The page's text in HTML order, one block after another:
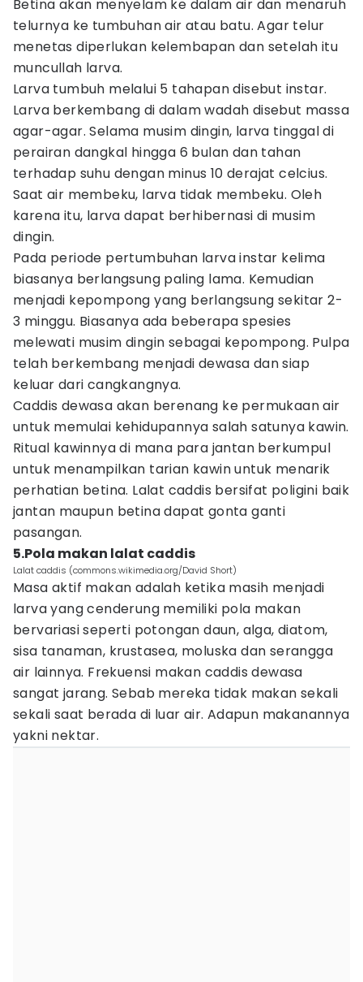
Betina akan menyelam ke dalam air dan menaruh
telurnya ke tumbuhan air atau batu. Agar telur
menetas diperlukan kelembapan dan setelah itu
muncullah larva.
Larva tumbuh melalui 5 tahapan disebut instar.
Larva berkembang di dalam wadah disebut massa
agar-agar. Selama musim dingin, larva tinggal di
perairan dangkal hingga 6 bulan dan tahan
terhadap suhu dengan minus 10 derajat celcius.
Saat air membeku, larva tidak membeku. Oleh
karena itu, larva dapat berhibernasi di musim
dingin.
Pada periode pertumbuhan larva instar kelima
biasanya berlangsung paling lama. Kemudian
menjadi kepompong yang berlangsung sekitar 2-
3 minggu. Biasanya ada beberapa spesies
melewati musim dingin sebagai kepompong. Pulpa
telah berkembang menjadi dewasa dan siap
keluar dari cangkangnya.
Caddis dewasa akan berenang ke permukaan air
untuk memulai kehidupannya salah satunya kawin.
Ritual kawinnya di mana para jantan berkumpul
untuk menampilkan tarian kawin untuk menarik
perhatian betina. Lalat caddis bersifat poligini baik
jantan maupun betina dapat gonta ganti
pasangan.
5.Pola makan lalat caddis
Lalat caddis (commons.wikimedia.org/David Short)
Masa aktif makan adalah ketika masih menjadi
larva yang cenderung memiliki pola makan
bervariasi seperti potongan daun, alga, diatom,
sisa tanaman, krustasea, moluska dan serangga
air lainnya. Frekuensi makan caddis dewasa
sangat jarang. Sebab mereka tidak makan sekali
sekali saat berada di luar air. Adapun makanannya
yakni nektar.